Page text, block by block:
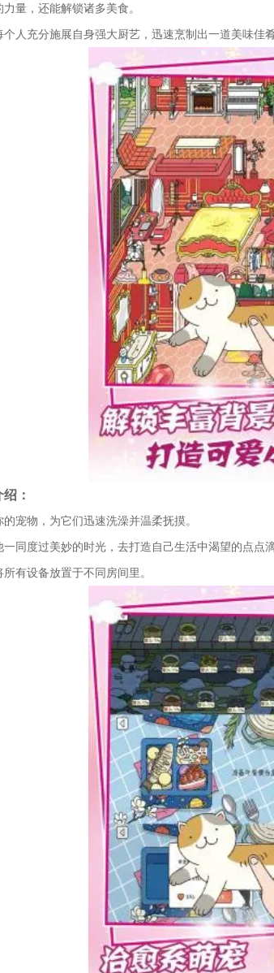
量，还能解锁诸多美食。
人充分施展自身强大厨艺，迅速烹制出一道美味佳
：
宠物，为它们迅速洗澡并温柔抚摸。
同度过美妙的时光，去打造自己生活中渴望的点点
有设备放置于不同房间里。